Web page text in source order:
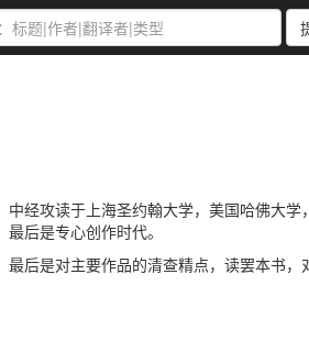
经攻读于上海圣约翰大学，美国哈佛大
后是专心创作时代。
后是对主要作品的清查精点，读罢本书，